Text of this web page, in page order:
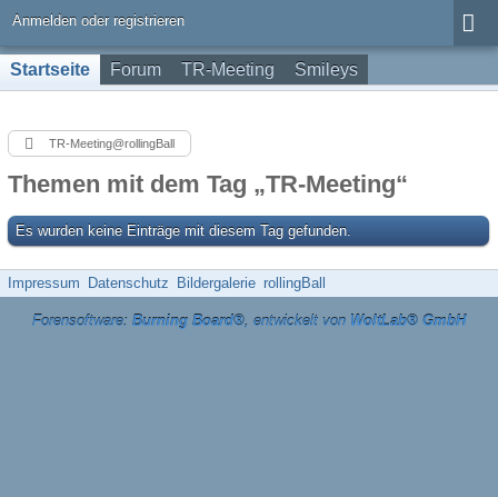
Anmelden oder registrieren
Startseite Forum TR-Meeting Smileys
TR-Meeting@rollingBall
Themen mit dem Tag „TR-Meeting“
Es wurden keine Einträge mit diesem Tag gefunden.
Impressum Datenschutz Bildergalerie rollingBall
Forensoftware: Burning Board®, entwickelt von WoltLab® GmbH